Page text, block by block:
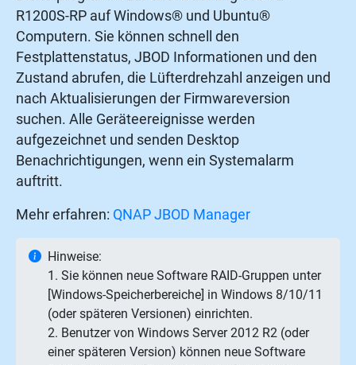
R1200S-RP auf Windows® und Ubuntu®
Computern. Sie können schnell den
Festplattenstatus, JBOD Informationen und den
Zustand abrufen, die Lüfterdrehzahl anzeigen und
nach Aktualisierungen der Firmwareversion
suchen. Alle Geräteereignisse werden
aufgezeichnet und senden Desktop
Benachrichtigungen, wenn ein Systemalarm
auftritt.
Mehr erfahren: QNAP JBOD Manager
Hinweise:
1. Sie können neue Software RAID-Gruppen unter
[Windows-Speicherbereiche] in Windows 8/10/11
(oder späteren Versionen) einrichten.
2. Benutzer von Windows Server 2012 R2 (oder
einer späteren Version) können neue Software